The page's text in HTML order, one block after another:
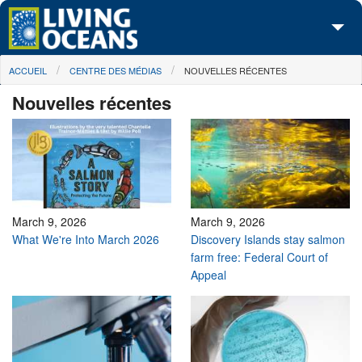
Skip to main content
À propos de nous
Nos campagnes
Centre des Médias
Les Cartes
Passez à l'action
You are here
ACCUEIL CENTRE DES MÉDIAS NOUVELLES RÉCENTES
Nouvelles récentes
March 9, 2026
What We're Into March 2026
March 9, 2026
Discovery Islands stay salmon
farm free: Federal Court of
Appeal